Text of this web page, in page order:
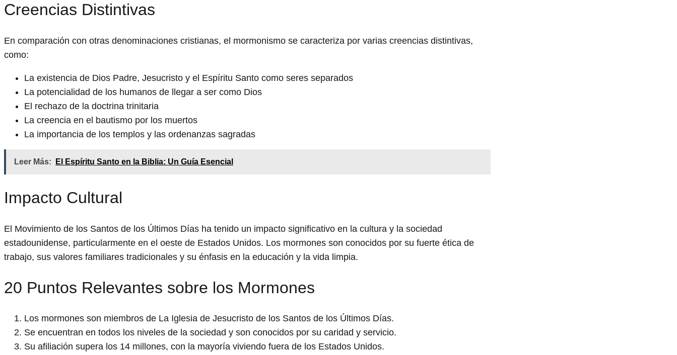
Creencias Distintivas
En comparación con otras denominaciones cristianas, el mormonismo se caracteriza por varias creencias distintivas,
como:
La existencia de Dios Padre, Jesucristo y el Espíritu Santo como seres separados
La potencialidad de los humanos de llegar a ser como Dios
El rechazo de la doctrina trinitaria
La creencia en el bautismo por los muertos
La importancia de los templos y las ordenanzas sagradas
Leer Más: El Espíritu Santo en la Biblia: Un Guía Esencial
Impacto Cultural
El Movimiento de los Santos de los Últimos Días ha tenido un impacto significativo en la cultura y la sociedad
estadounidense, particularmente en el oeste de Estados Unidos. Los mormones son conocidos por su fuerte ética de
trabajo, sus valores familiares tradicionales y su énfasis en la educación y la vida limpia.
20 Puntos Relevantes sobre los Mormones
Los mormones son miembros de La Iglesia de Jesucristo de los Santos de los Últimos Días.
Se encuentran en todos los niveles de la sociedad y son conocidos por su caridad y servicio.
Su afiliación supera los 14 millones, con la mayoría viviendo fuera de los Estados Unidos.